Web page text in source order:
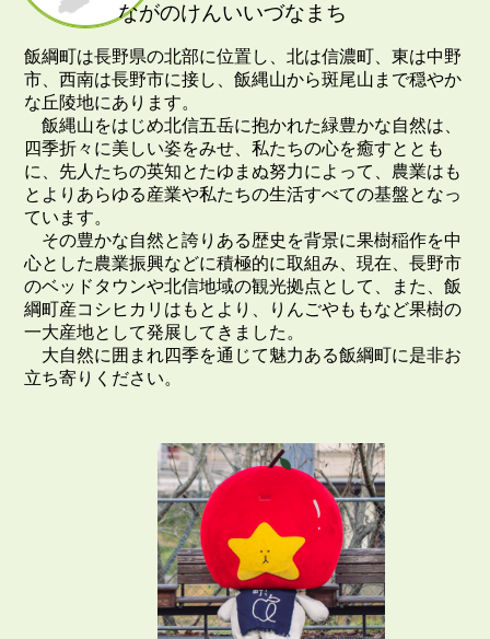
ながのけんいいづなまち
飯綱町は長野県の北部に位置し、北は信濃町、東は中野
市、西南は長野市に接し、飯縄山から斑尾山まで穏やか
な丘陵地にあります。
飯縄山をはじめ北信五岳に抱かれた緑豊かな自然は、
四季折々に美しい姿をみせ、私たちの心を癒すととも
に、先人たちの英知とたゆまぬ努力によって、農業はも
とよりあらゆる産業や私たちの生活すべての基盤となっ
ています。
その豊かな自然と誇りある歴史を背景に果樹稲作を中
心とした農業振興などに積極的に取組み、現在、長野市
のベッドタウンや北信地域の観光拠点として、また、飯
綱町産コシヒカリはもとより、りんごやももなど果樹の
一大産地として発展してきました。
大自然に囲まれ四季を通じて魅力ある飯綱町に是非お
立ち寄りください。